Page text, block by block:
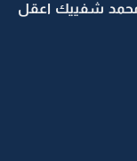
محمد شفييك اعقل